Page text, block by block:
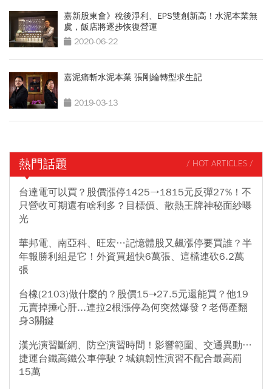
嘉新股東會》稅後淨利、EPS雙創新高！水泥本業無
虞，飯店將逐步恢復營運
2020-06-22
嘉泥痛斬水泥本業 張剛綸轉型求生記
2019-03-13
熱門話題 / HOT ARTICLES /
台達電可以買？股價漲停1425→1815元反彈27%！不
只營收可期還有啥利多？目標價、散熱王牌神秘面紗曝
光
華邦電、南亞科、旺宏…記憶體股又飆漲停要買誰？半
年報勝利組是它！外資買超快6萬張、這檔連砍6.2萬
張
台橡(2103)做什麼的？股價15➝27.5元還能買？他19
元賣掉捶心肝...連拉2根漲停為何突然爆發？老傳產翻
身3關鍵
漢光演習斷網、防空演習時間！影響範圍、交通異動…
捷運台鐵高鐵公車停駛？城鎮韌性演習不配合最高罰
15萬